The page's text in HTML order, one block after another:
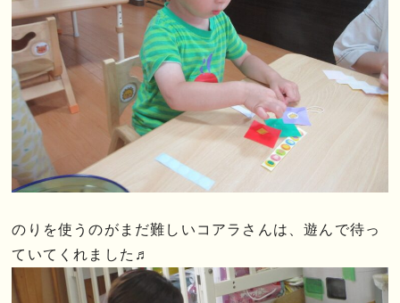
のりを使うのがまだ難しいコアラさんは、遊んで待っ
ていてくれました♬